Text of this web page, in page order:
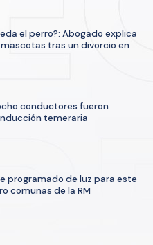
el perro?: Abogado explica
tras un divorcio en
conductores fueron
temeraria
programado de luz para este
comunas de la RM